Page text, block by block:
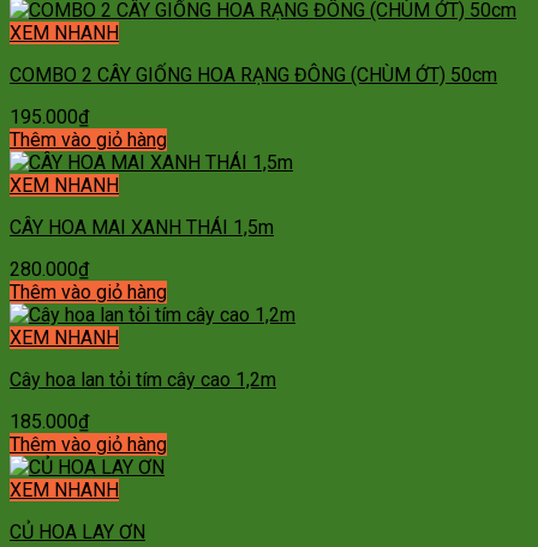
XEM NHANH
COMBO 2 CÂY GIỐNG HOA RẠNG ĐÔNG (CHÙM ỚT) 50cm
195.000₫
Thêm vào giỏ hàng
XEM NHANH
CÂY HOA MAI XANH THÁI 1,5m
280.000₫
Thêm vào giỏ hàng
XEM NHANH
Cây hoa lan tỏi tím cây cao 1,2m
185.000₫
Thêm vào giỏ hàng
XEM NHANH
CỦ HOA LAY ƠN